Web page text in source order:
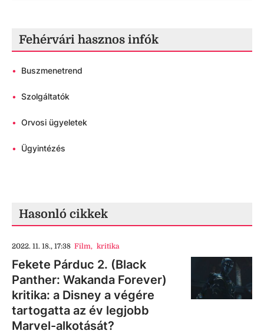
Fehérvári hasznos infók
• Buszmenetrend
• Szolgáltatók
• Orvosi ügyeletek
• Ügyintézés
Hasonló cikkek
2022. 11. 18., 17:38 Film, kritika
Fekete Párduc 2. (Black
Panther: Wakanda Forever)
kritika: a Disney a végére
tartogatta az év legjobb
Marvel-alkotását?